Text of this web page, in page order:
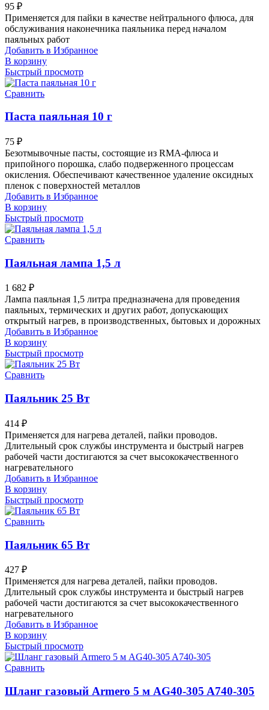
95 ₽
Применяется для пайки в качестве нейтрального флюса, для
обслуживания наконечника паяльника перед началом
паяльных работ
Добавить в Избранное
В корзину
Быстрый просмотр
Сравнить
Паста паяльная 10 г
75 ₽
Безотмывочные пасты, состоящие из RMA-флюса и
припойного порошка, слабо подверженного процессам
окисления. Обеспечивают качественное удаление оксидных
пленок с поверхностей металлов
Добавить в Избранное
В корзину
Быстрый просмотр
Сравнить
Паяльная лампа 1,5 л
1 682 ₽
Лампа паяльная 1,5 литра предназначена для проведения
паяльных, термических и других работ, допускающих
открытый нагрев, в производственных, бытовых и дорожных
Добавить в Избранное
В корзину
Быстрый просмотр
Сравнить
Паяльник 25 Вт
414 ₽
Применяется для нагрева деталей, пайки проводов.
Длительный срок службы инструмента и быстрый нагрев
рабочей части достигаются за счет высококачественного
нагревательного
Добавить в Избранное
В корзину
Быстрый просмотр
Сравнить
Паяльник 65 Вт
427 ₽
Применяется для нагрева деталей, пайки проводов.
Длительный срок службы инструмента и быстрый нагрев
рабочей части достигаются за счет высококачественного
нагревательного
Добавить в Избранное
В корзину
Быстрый просмотр
Сравнить
Шланг газовый Armero 5 м AG40-305 A740-305